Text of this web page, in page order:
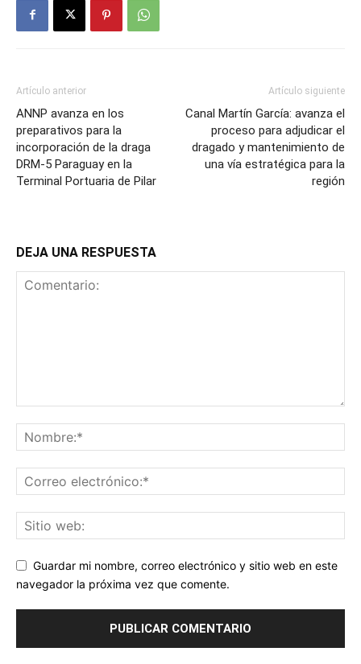
Artículo anterior
ANNP avanza en los
preparativos para la
incorporación de la draga
DRM-5 Paraguay en la
Terminal Portuaria de Pilar
Artículo siguiente
Canal Martín García: avanza el
proceso para adjudicar el
dragado y mantenimiento de
una vía estratégica para la
región
DEJA UNA RESPUESTA
Guardar mi nombre, correo electrónico y sitio web en este
navegador la próxima vez que comente.